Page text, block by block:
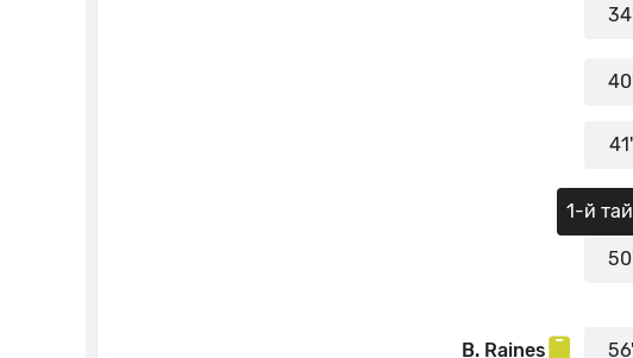
Карлес Хиль уходит с поля. Eric Klein
Brooklyn Raines уходит с поля. Джексон
Хани Мухтар уходит с поля. Woobens Pacius
Рид Бейкер-Уайтинг уходит с поля. Джошуа
Желтую карточку получает Альхассан
Вот и все! Рефери свистит финальный
41'
1-й
56'
B. Raines